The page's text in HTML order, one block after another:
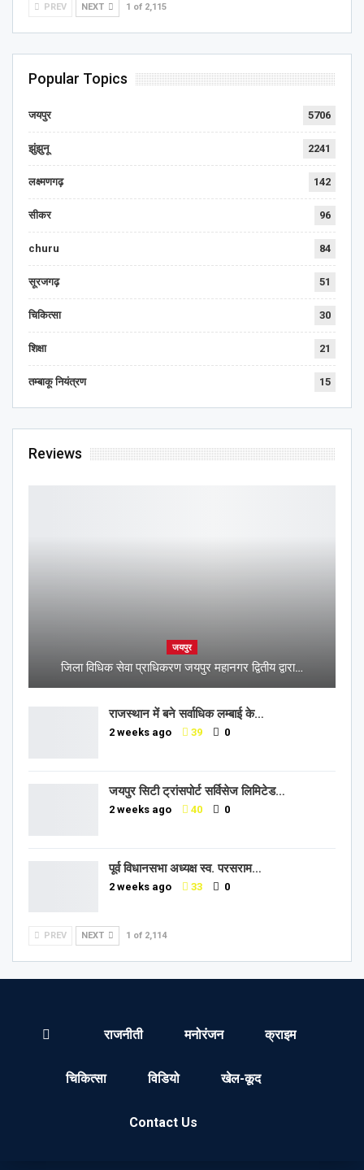
PREV NEXT 1 of 2,115
Popular Topics
जयपुर 5706
झुंझुनू 2241
लक्ष्मणगढ़ 142
सीकर 96
churu 84
सूरजगढ़ 51
चिकित्सा 30
शिक्षा 21
तम्बाकू नियंत्रण 15
Reviews
जयपुर
जिला विधिक सेवा प्राधिकरण जयपुर महानगर द्वितीय द्वारा…
राजस्थान में बने सर्वाधिक लम्बाई के…
2 weeks ago 39 0
जयपुर सिटी ट्रांसपोर्ट सर्विसेज लिमिटेड…
2 weeks ago 40 0
पूर्व विधानसभा अध्यक्ष स्व. परसराम…
2 weeks ago 33 0
PREV NEXT 1 of 2,114
राजनीती मनोरंजन क्राइम
चिकित्सा विडियो खेल-कूद
Contact Us